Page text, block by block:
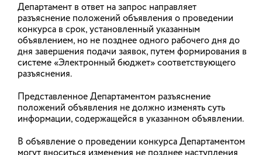
Жители региона могут бесплатно пройти обучение
компетенциям и технологиям по цифровой
трансформации
Методические рекомендации
Противодействие терроризму и экстремизму
Департамент в ответ на запрос направляет
разъяснение положений объявления о проведении
конкурса в срок, установленный указанным
объявлением, но не позднее одного рабочего дня до
дня завершения подачи заявок, путем формирования в
системе «Электронный бюджет» соответствующего
разъяснения.
Представленное Департаментом разъяснение
положений объявления не должно изменять суть
информации, содержащейся в указанном объявлении.
В объявление о проведении конкурса Департаментом